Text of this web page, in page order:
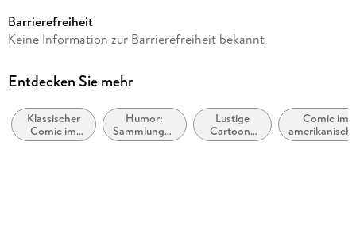
Autor/Autorin
Verlag/Hersteller
Produktart
kartoniert
Barrierefreiheit
Keine Information zur Barrierefreiheit bekannt
Entdecken Sie mehr
Klassischer
Comic im
europäischen
Humor:
Sammlungen
und
Lustige
Cartoons
und
Comic im
Stil bzw.